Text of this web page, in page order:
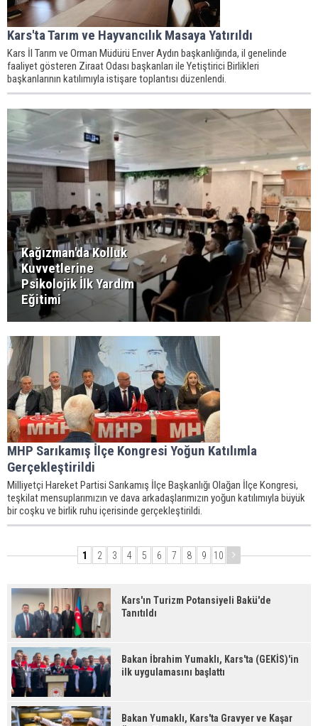
Kars'ta Tarım ve Hayvancılık Masaya Yatırıldı
Kars İl Tarım ve Orman Müdürü Enver Aydın başkanlığında, il genelinde
faaliyet gösteren Ziraat Odası başkanları ile Yetiştirici Birlikleri
başkanlarının katılımıyla istişare toplantısı düzenlendi.
Kağızman'da Kolluk
Kuvvetlerine
Psikolojik İlk Yardım
Eğitimi
MHP Sarıkamış İlçe Kongresi Yoğun Katılımla
Gerçekleştirildi
Milliyetçi Hareket Partisi Sarıkamış İlçe Başkanlığı Olağan İlçe Kongresi,
teşkilat mensuplarımızın ve dava arkadaşlarımızın yoğun katılımıyla büyük
bir coşku ve birlik ruhu içerisinde gerçekleştirildi.
1 2 3 4 5 6 7 8 9 10
Kars'ın Turizm Potansiyeli Bakü'de
Tanıtıldı
Bakan İbrahim Yumaklı, Kars'ta (GEKİS)'in
ilk uygulamasını başlattı
Bakan Yumaklı, Kars'ta Gravyer ve Kaşar